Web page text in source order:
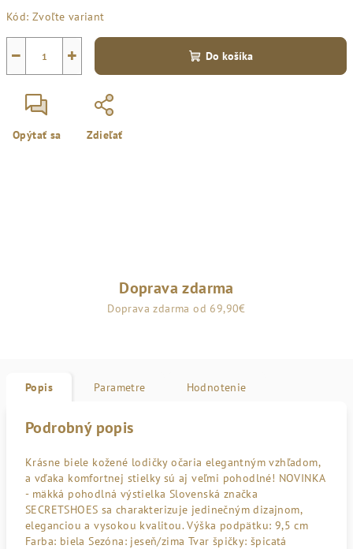
cena:
Kód: Zvoľte variant
+
− Do košíka
Opýtať sa Zdieľať
Doprava zdarma
Doprava zdarma od 69,90€
Popis Parametre Hodnotenie
Podrobný popis
Krásne biele kožené lodičky očaria elegantným vzhľadom,
a vďaka komfortnej stielky sú aj veľmi pohodlné! NOVINKA
- mäkká pohodlná výstielka Slovenská značka
SECRETSHOES sa charakterizuje jedinečným dizajnom,
eleganciou a vysokou kvalitou. Výška podpätku: 9,5 cm
Farba: biela Sezóna: jeseň/zima Tvar špičky: špicatá